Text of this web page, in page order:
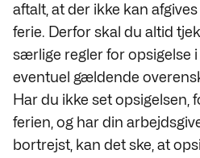
aftalt, at der ikke kan
ferie. Derfor skal du altid
særlige regler for opsigelse
eventuel gældende
Har du ikke set opsigelsen,
ferien, og har din
bortrejst, kan det ske, at